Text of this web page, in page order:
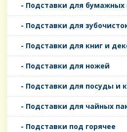
- Подставки для бумажных
- Подставки для
- Подставки для книг и
- Подставки для ножей
- Подставки для посуды и
- Подставки для чайных
- Подставки под горячее